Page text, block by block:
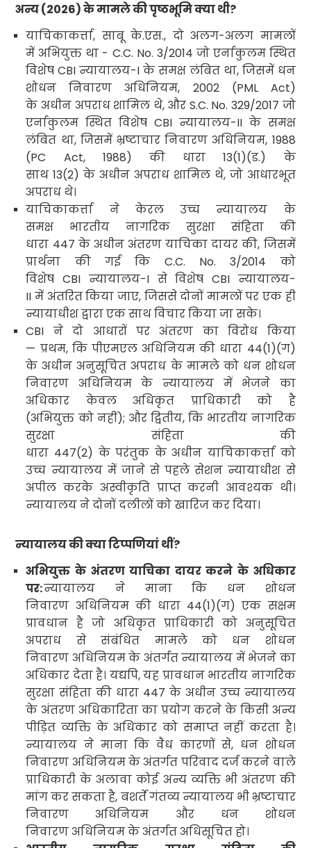
अन्य(2026)के मामले की पृष्ठभूमि क्या थी?
याचिकाकर्त्ता, साबू के.एस., दो अलग-अलग मामलों
में अभियुक्त था - C.C. No. 3/2014 जो एर्नाकुलम स्थित
विशेषCBI न्यायालय-Iके समक्ष लंबित था, जिसमें धन
शोधन निवारण अधिनियम, 2002 (PML Act)
के अधीन अपराध शामिल थे, और S.C. No. 329/2017 जो
एर्नाकुलम स्थित विशेष CBI न्यायालय-II के समक्ष
लंबित था, जिसमें भ्रष्टाचार निवारण अधिनियम, 1988
(PC Act, 1988) की धारा13(1)(ड.) के
साथ13(2)के अधीन अपराध शामिल थे, जो आधारभूत
अपराध थे।
याचिकाकर्त्ता ने केरल उच्च न्यायालय के
समक्ष भारतीय नागरिक सुरक्षा संहिता की
धारा 447 के अधीन अंतरण याचिका दायर की, जिसमें
प्रार्थना की गई कि C.C. No. 3/2014 को
विशेषCBI न्यायालय-I से विशेष CBIन्यायालय-
IIमें अंतरित किया जाए, जिससे दोनों मामलों पर एक ही
न्यायाधीश द्वारा एक साथ विचार किया जा सके।
CBI ने दो आधारों पर अंतरण का विरोध किया
— प्रथम, कि पीएमएल अधिनियम की धारा 44(1)(ग)
के अधीन अनुसूचित अपराध के मामले को धन शोधन
निवारण अधिनियम के न्यायालय में भेजने का
अधिकार केवल अधिकृत प्राधिकारी को है
(अभियुक्त को नहीं); और द्वितीय,कि भारतीय नागरिक
सुरक्षा संहिता
की
धारा 447(2) के परंतुक के अधीन याचिकाकर्त्ता को
उच्च न्यायालय में जाने से पहले सेशन न्यायाधीश से
अपील करके अस्वीकृति प्राप्त करनी आवश्यक थी।
न्यायालय ने दोनों दलीलों को खारिज कर दिया।
न्यायालय की क्या टिप्पणियां थीं?
अभियुक्त के अंतरण याचिका दायर करने के अधिकार
पर:न्यायालय ने माना कि धन शोधन
निवारण अधिनियम की धारा 44(1)(ग) एक सक्षम
प्रावधान है जो अधिकृत प्राधिकारी को अनुसूचित
अपराध से संबंधित मामले को धन शोधन
निवारण अधिनियम के अंतर्गत न्यायालय में भेजने का
अधिकार देता है। यद्यपि,यह प्रावधान भारतीय नागरिक
सुरक्षा संहिता की धारा 447 के अधीन उच्च न्यायालय
के अंतरण अधिकारिता का प्रयोग करने के किसी अन्य
पीड़ित व्यक्ति के अधिकार को समाप्त नहीं करता है।
न्यायालय ने माना कि वैध कारणों से, धन शोधन
निवारण अधिनियम के अंतर्गत परिवाद दर्ज करने वाले
प्राधिकारी के अलावा कोई अन्य व्यक्ति भी अंतरण की
मांग कर सकता है, बशर्ते गंतव्य न्यायालय भी भ्रष्टाचार
निवारण अधिनियम
और धन शोधन
निवारण अधिनियम के अंतर्गत अधिसूचित हो।